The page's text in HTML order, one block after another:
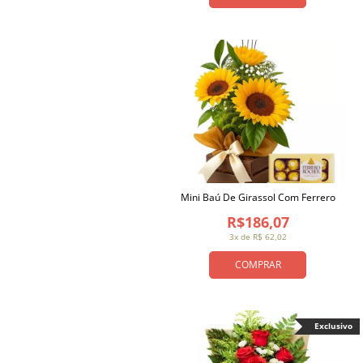
COMPRAR
3x de R$ 62,02
R$186,07
Mini Baú De Girassol Com Ferrero
Exclusivo